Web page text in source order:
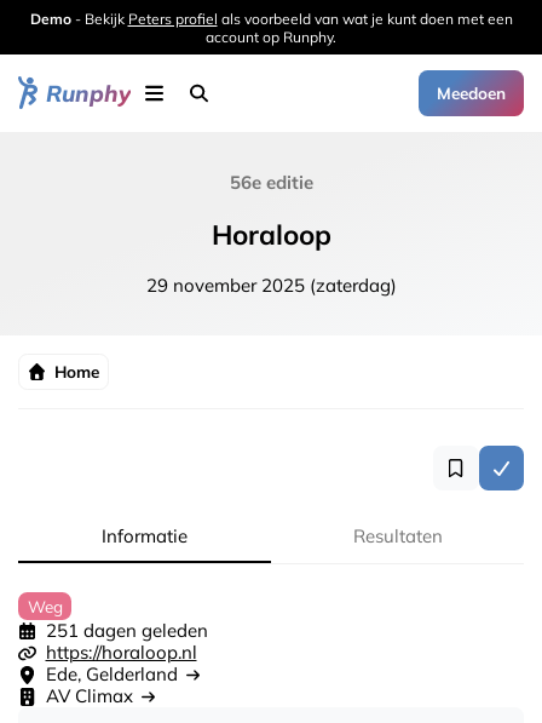
Demo- Bekijk Peters profiel als voorbeeld van wat je kunt doen met een
account op Runphy.
Runphy Meedoen
56e editie
Horaloop
29 november 2025 (zaterdag)
Home
Informatie Resultaten
Weg
251 dagen geleden
https://horaloop.nl
Ede, Gelderland
AV Climax